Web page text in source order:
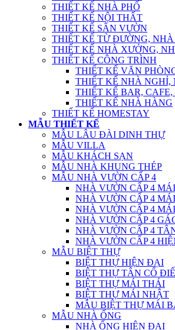
THIẾT KẾ NHÀ PHỐ
THIẾT KẾ NỘI THẤT
THIẾT KẾ SÂN VƯỜN
THIẾT KẾ TỪ ĐƯỜNG,
THIẾT KẾ NHÀ XƯỞNG,
THIẾT KẾ CÔNG TRÌNH
THIẾT KẾ VĂN
THIẾT KẾ NHÀ NGHỈ,
THIẾT KẾ BAR,
THIẾT KẾ NHÀ HÀNG
THIẾT KẾ HOMESTAY
MẪU THIẾT KẾ
MẪU LÂU ĐÀI DINH THỰ
MẪU VILLA
MẪU KHÁCH SẠN
MẪU NHÀ KHUNG THÉP
MẪU NHÀ VƯỜN CẤP 4
NHÀ VƯỜN CẤP 4
NHÀ VƯỜN CẤP 4
NHÀ VƯỜN CẤP 4
NHÀ VƯỜN CẤP 4
NHÀ VƯỜN CẤP 4
NHÀ VƯỜN CẤP 4
MẪU BIỆT THỰ
BIỆT THỰ HIỆN ĐẠI
BIỆT THỰ TÂN CỔ
BIỆT THỰ MÁI THÁI
BIỆT THỰ MÁI NHẬT
MẪU BIỆT THỰ MÁI
MẪU NHÀ ỐNG
NHÀ ỐNG HIỆN ĐẠI